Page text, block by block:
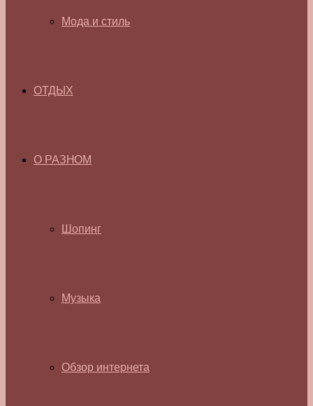
Мода и стиль
ОТДЫХ
О РАЗНОМ
Шопинг
Музыка
Обзор интернета